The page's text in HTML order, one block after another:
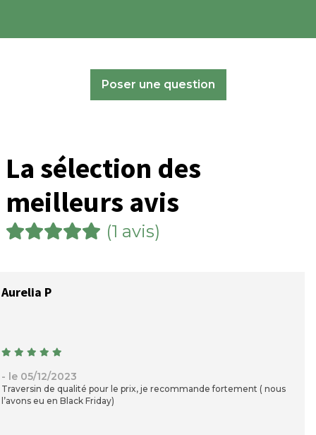
Poser une question
La sélection des
meilleurs avis
(1 avis)
Aurelia P
- le 05/12/2023
Traversin de qualité pour le prix, je recommande fortement ( nous
l’avons eu en Black Friday)